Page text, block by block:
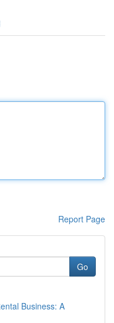
Report Page
Go
Business: A